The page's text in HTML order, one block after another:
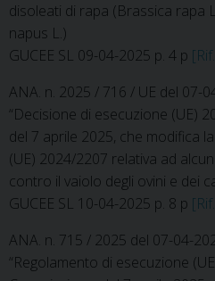
disoleati di rapa (Brassica rapa
napus L.)
GUCEE SL 09-04-2025 p. 4 p
ANA. n. 2025 / 716 / UE del 07-
“Decisione di esecuzione (UE)
del 7 aprile 2025, che modifica
(UE) 2024/2207 relativa ad
contro il vaiolo degli ovini e dei
GUCEE SL 10-04-2025 p. 8 p
ANA. n. 715 / 2025 del 07-04-
“Regolamento di esecuzione